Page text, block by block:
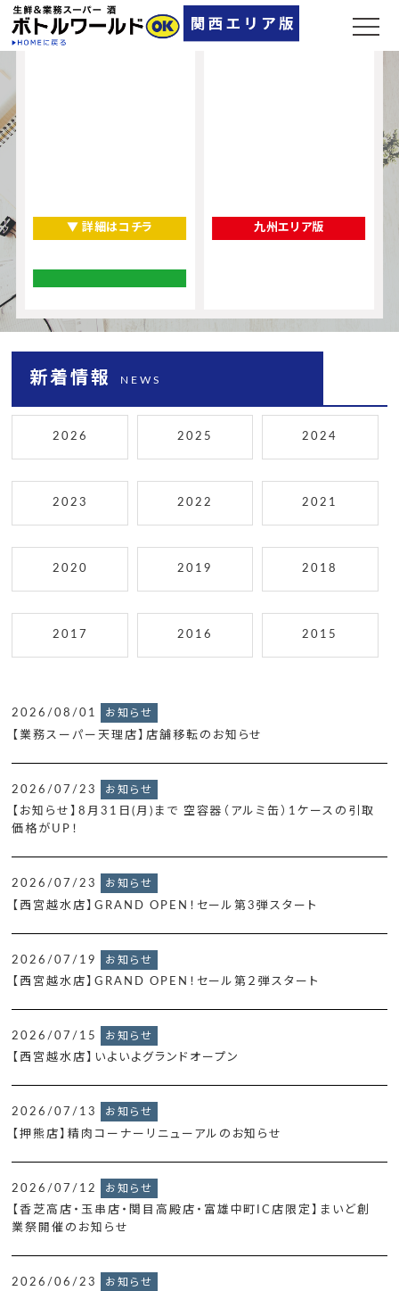
▼ 詳細はコチラ 九州エリア版
新着情報 NEWS
2026 2025 2024
2023 2022 2021
2020 2019 2018
2017 2016 2015
2026/08/01 お知らせ
【業務スーパー天理店】店舗移転のお知らせ
2026/07/23 お知らせ
【お知らせ】8月31日(月)まで 空容器（アルミ缶）1ケースの引取
価格がUP！
2026/07/23 お知らせ
【西宮越水店】GRAND OPEN！セール第3弾スタート
2026/07/19 お知らせ
【西宮越水店】GRAND OPEN！セール第２弾スタート
2026/07/15 お知らせ
【西宮越水店】いよいよグランドオープン
2026/07/13 お知らせ
【押熊店】精肉コーナーリニューアルのお知らせ
2026/07/12 お知らせ
【香芝高店・玉串店・関目高殿店・富雄中町IC店限定】まいど創
業祭開催のお知らせ
2026/06/23 お知らせ